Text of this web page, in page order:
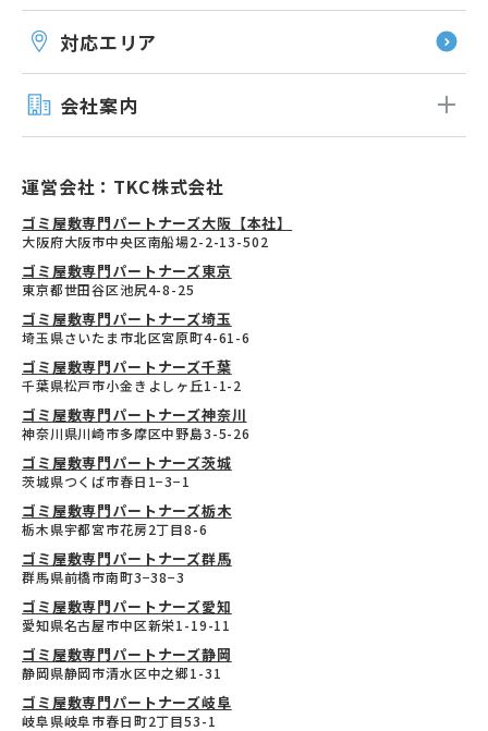
対応エリア
会社案内
運営会社：TKC株式会社
ゴミ屋敷専門パートナーズ大阪【本社】
大阪府大阪市中央区南船場2-2-13-502
ゴミ屋敷専門パートナーズ東京
東京都世田谷区池尻4-8-25
ゴミ屋敷専門パートナーズ埼玉
埼玉県さいたま市北区宮原町4-61-6
ゴミ屋敷専門パートナーズ千葉
千葉県松戸市小金きよしヶ丘1-1-2
ゴミ屋敷専門パートナーズ神奈川
神奈川県川崎市多摩区中野島3-5-26
ゴミ屋敷専門パートナーズ茨城
茨城県つくば市春日1−3−1
ゴミ屋敷専門パートナーズ栃木
栃木県宇都宮市花房2丁目8-6
ゴミ屋敷専門パートナーズ群馬
群馬県前橋市南町3−38−3
ゴミ屋敷専門パートナーズ愛知
愛知県名古屋市中区新栄1-19-11
ゴミ屋敷専門パートナーズ静岡
静岡県静岡市清水区中之郷1-31
ゴミ屋敷専門パートナーズ岐阜
岐阜県岐阜市春日町2丁目53-1